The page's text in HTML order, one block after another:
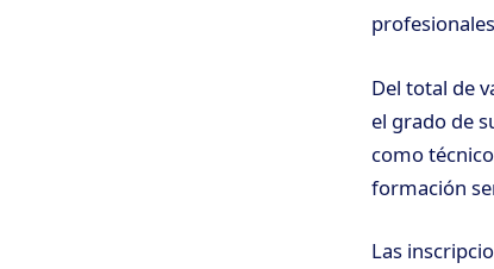
Del total de
el grado de
como
formación
Las